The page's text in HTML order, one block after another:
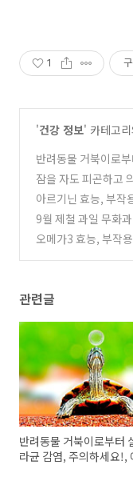
1
'건강 정보' 카테고
반려동물 거북이로
세요!, 예방법 소개
잠을 자도 피곤하고
이겨내는 방법, 식품
아르기닌 효능, 부작
어트와 체력에 필수
9월 제철 과일 무화
(0)
오메가3 효능, 부작
관련글
반려동물 거북이로부터
라균 감염, 주의하세요!,